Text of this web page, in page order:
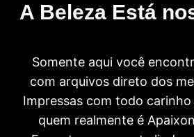
A Beleza Está
Somente aqui você
com arquivos direto dos
Impressas com todo
quem realmente é